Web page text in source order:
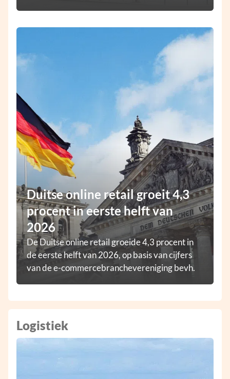
Duitse online retail groeit 4,3
procent in eerste helft van
2026
De Duitse online retail groeide 4,3 procent in
de eerste helft van 2026, op basis van cijfers
van de e-commercebranchevereniging bevh.
Logistiek